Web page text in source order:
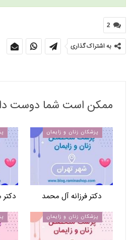
2
به اشتراک گذاری
ممکن است شما دوست
پزشکان زنان و زایمان
دکتر فرزانه آل محمد
پزشکان زنان و زایمان